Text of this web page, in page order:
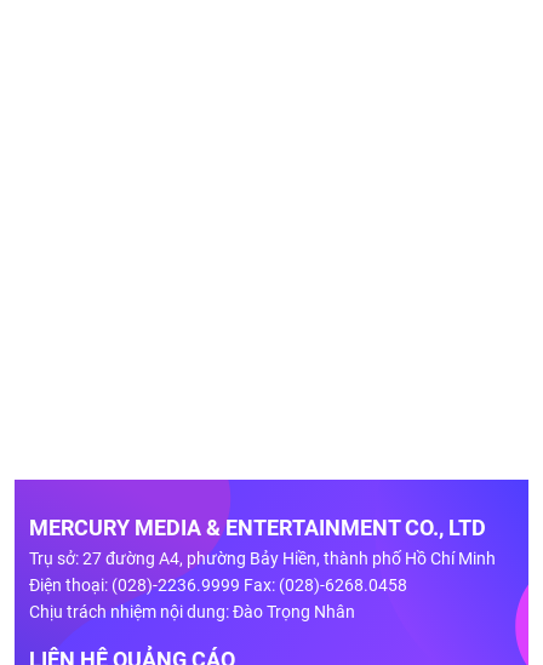
MERCURY MEDIA & ENTERTAINMENT CO., LTD
Trụ sở: 27 đường A4, phường Bảy Hiền, thành phố Hồ Chí Minh
Điện thoại: (028)-2236.9999 Fax: (028)-6268.0458
Chịu trách nhiệm nội dung: Đào Trọng Nhân